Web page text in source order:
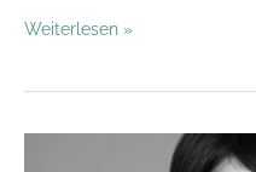
Neurodermitis
neue
Weiterlesen »